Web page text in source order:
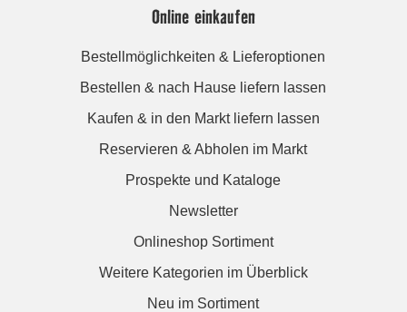
Online einkaufen
Bestellmöglichkeiten & Lieferoptionen
Bestellen & nach Hause liefern lassen
Kaufen & in den Markt liefern lassen
Reservieren & Abholen im Markt
Prospekte und Kataloge
Newsletter
Onlineshop Sortiment
Weitere Kategorien im Überblick
Neu im Sortiment